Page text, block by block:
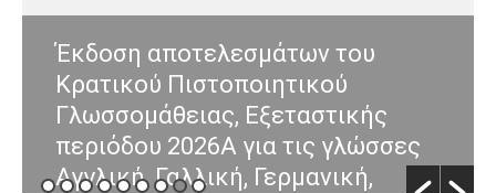
Έκδοση αποτελεσμάτων του
Κρατικού Πιστοποιητικού
Γλωσσομάθειας, Εξεταστικής
περιόδου 2026Α για τις γλώσσες
Αγγλική, Γαλλική, Γερμανική,